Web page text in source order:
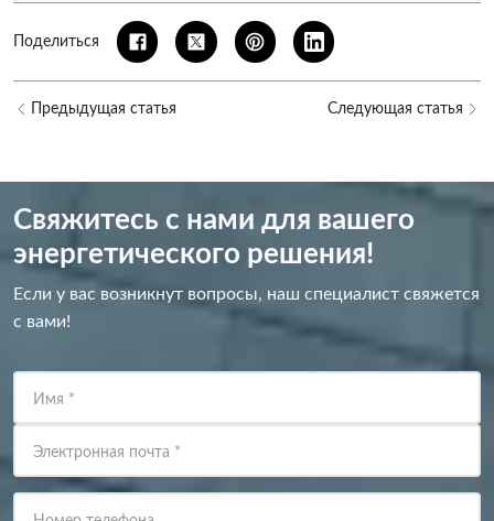
Поделиться
Предыдущая статья Следующая статья
Свяжитесь с нами для вашего
энергетического решения!
Если у вас возникнут вопросы, наш специалист свяжется
с вами!
Имя *
Электронная почта *